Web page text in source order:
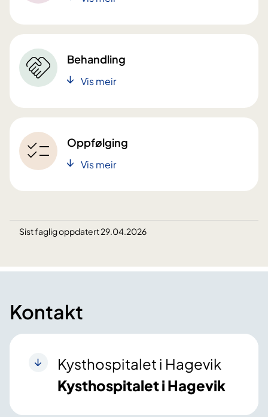
Behandling
Vis meir
Oppfølging
Vis meir
Sist faglig oppdatert 29.04.2026
Kontakt
Kysthospitalet i Hagevik
Kysthospitalet i Hagevik